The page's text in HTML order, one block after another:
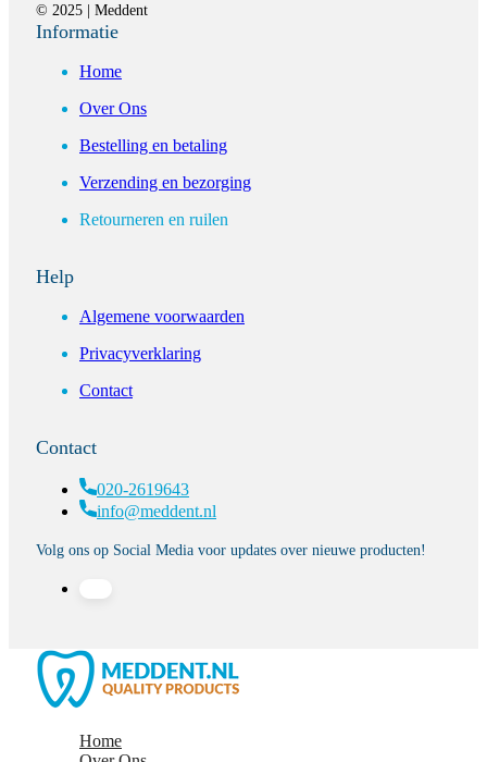
© 2025 | Meddent
Informatie
Home
Over Ons
Bestelling en betaling
Verzending en bezorging
Retourneren en ruilen
Help
Algemene voorwaarden
Privacyverklaring
Contact
Contact
020-2619643
info@meddent.nl
Volg ons op Social Media voor updates over nieuwe producten!
Home